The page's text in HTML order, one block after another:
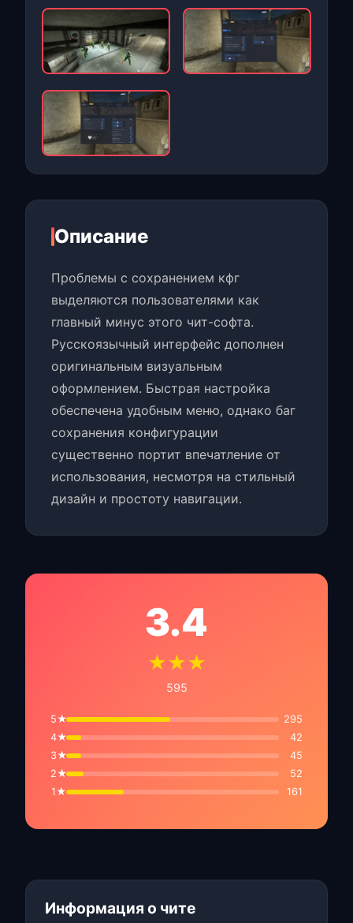
Описание
Проблемы с сохранением кфг
выделяются пользователями как
главный минус этого чит-софта.
Русскоязычный интерфейс дополнен
оригинальным визуальным
оформлением. Быстрая настройка
обеспечена удобным меню, однако баг
сохранения конфигурации
существенно портит впечатление от
использования, несмотря на стильный
дизайн и простоту навигации.
3.4
★★★
595
5★
295
4★
42
3★
45
2★
52
1★
161
Информация о чите